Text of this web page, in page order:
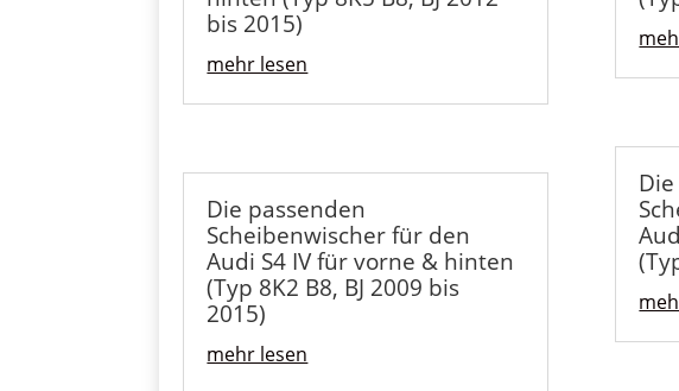
bis 2015)
mehr lesen
Die passenden
Scheibenwischer für den
Audi S4 IV für vorne & hinten
(Typ 8K2 B8, BJ 2009 bis
2015)
mehr lesen